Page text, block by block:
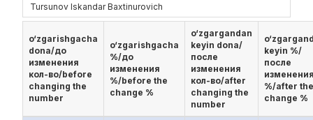
Tursunov Iskandar Baxtinurovich
o‘zgarishgacha
dona/до
изменения
кол-во/before
changing the
number
o‘zgarishgacha
%/до
изменения
%/before the
change %
o‘zgargandan
keyin dona/
после
изменения
кол-во/after
changing the
number
keyin %/
после
%/after the
change %